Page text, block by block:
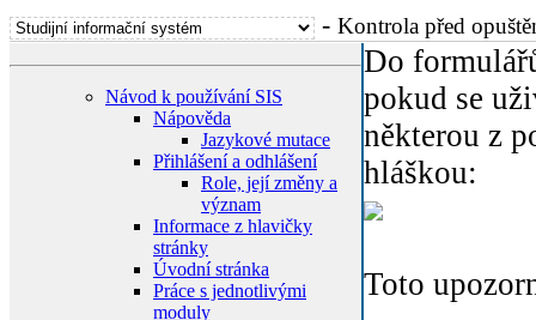
- Kontrola před
Návod k používání SIS
Nápověda
Jazykové mutace
Přihlášení a odhlášení
Role, její změny a
význam
Informace z hlavičky
stránky
Úvodní stránka
Práce s jednotlivými
moduly
Do
pokud se
některou z
hláškou:
Toto